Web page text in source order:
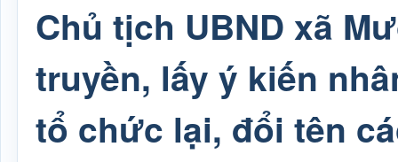
Chủ tịch UBND xã
truyền, lấy ý kiến
tổ chức lại, đổi tên